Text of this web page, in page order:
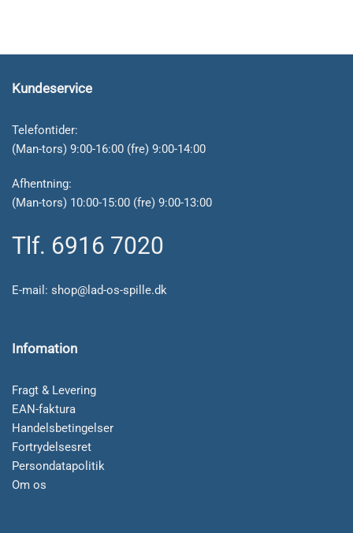
Kundeservice
Telefontider:
(Man-tors) 9:00-16:00 (fre) 9:00-14:00
Afhentning:
(Man-tors) 10:00-15:00 (fre) 9:00-13:00
Tlf. 6916 7020
E-mail: shop@lad-os-spille.dk
Infomation
Fragt & Levering
EAN-faktura
Handelsbetingelser
Fortrydelsesret
Persondatapolitik
Om os